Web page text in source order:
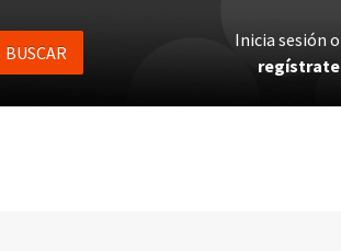
BUSCAR
Inicia sesión o
regístrate